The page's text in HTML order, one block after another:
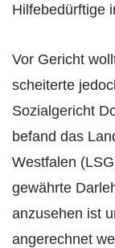
Hilfebedürftige
Vor Gericht
scheiterte
Sozialgericht
befand das
Westfalen
gewährte
anzusehen ist
angerechnet